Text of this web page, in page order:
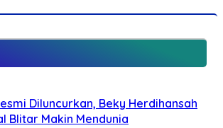
Diluncurkan, Beky Herdihansah
Blitar Makin Mendunia